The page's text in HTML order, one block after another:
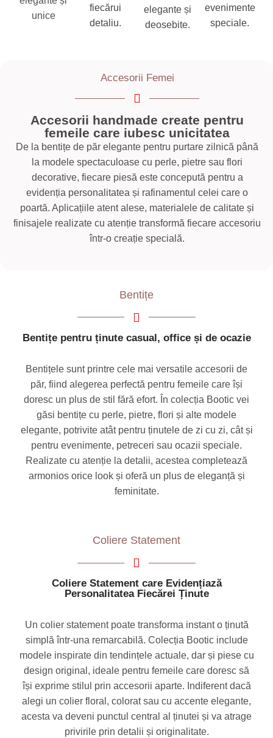
unice
fiecărui
detaliu.
elegante și
deosebite.
evenimente
speciale.
Accesorii Femei
Accesorii handmade create pentru
femeile care iubesc unicitatea
De la bentițe de păr elegante pentru purtare zilnică până
la modele spectaculoase cu perle, pietre sau flori
decorative, fiecare piesă este concepută pentru a
evidenția personalitatea și rafinamentul celei care o
poartă. Aplicațiile atent alese, materialele de calitate și
finisajele realizate cu atenție transformă fiecare accesoriu
într-o creație specială.
Bentițe
Bentițe pentru ținute casual, office și de ocazie
Bentițele sunt printre cele mai versatile accesorii de
păr, fiind alegerea perfectă pentru femeile care își
doresc un plus de stil fără efort. În colecția Bootic vei
găsi bentițe cu perle, pietre, flori și alte modele
elegante, potrivite atât pentru ținutele de zi cu zi, cât și
pentru evenimente, petreceri sau ocazii speciale.
Realizate cu atenție la detalii, acestea completează
armonios orice look și oferă un plus de eleganță și
feminitate.
Coliere Statement
Coliere Statement care Evidențiază
Personalitatea Fiecărei Ținute
Un colier statement poate transforma instant o ținută
simplă într-una remarcabilă. Colecția Bootic include
modele inspirate din tendințele actuale, dar și piese cu
design original, ideale pentru femeile care doresc să
își exprime stilul prin accesorii aparte. Indiferent dacă
alegi un colier floral, colorat sau cu accente elegante,
acesta va deveni punctul central al ținutei și va atrage
privirile prin detalii și originalitate.